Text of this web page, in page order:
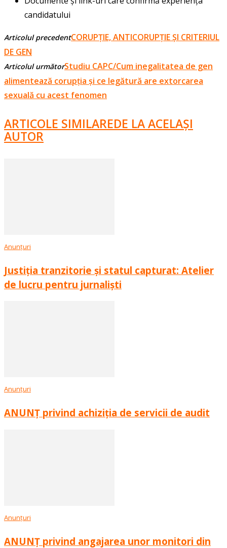
candidatului
Articolul precedentCORUPȚIE, ANTICORUPȚIE ȘI CRITERIUL
DE GEN
Articolul următorStudiu CAPC/Cum inegalitatea de gen
alimentează corupția și ce legătură are extorcarea
sexuală cu acest fenomen
ARTICOLE SIMILAREDE LA ACELAȘI
AUTOR
Anunțuri
Justiția tranzitorie și statul capturat: Atelier
de lucru pentru jurnaliști
Anunțuri
ANUNȚ privind achiziția de servicii de audit
Anunțuri
ANUNȚ privind angajarea unor monitori din